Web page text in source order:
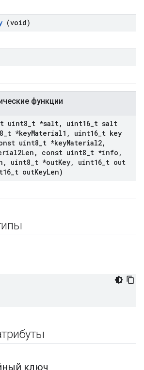
(void)
функции
uint8 t *salt, uint16 t salt
t *keyMaterial1 , uint16 t key
uint8 t *keyMaterial2,
, const uint8 t *info ,
, uint8 t *outKey, uint16 t out
t outKeyLen)
ключ